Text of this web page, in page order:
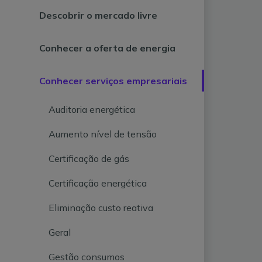
Descobrir o mercado livre
Conhecer a oferta de energia
Conhecer serviços empresariais
Auditoria energética
Aumento nível de tensão
Certificação de gás
Certificação energética
Eliminação custo reativa
Geral
Gestão consumos